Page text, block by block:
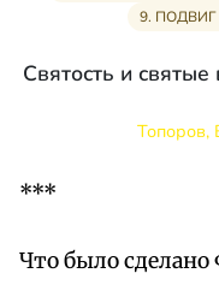
9.
Святость и святые
Топоров,
***
Что было